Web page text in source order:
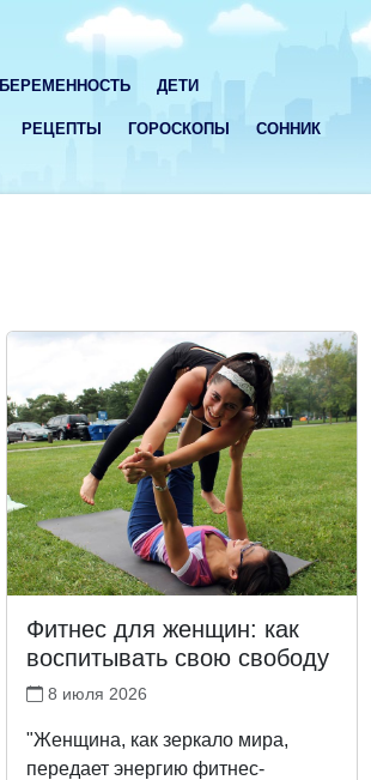
БЕРЕМЕННОСТЬ ДЕТИ
РЕЦЕПТЫ ГОРОСКОПЫ СОННИК
Фитнес для женщин: как
воспитывать свою свободу
8 июля 2026
"Женщина, как зеркало мира,
передает энергию фитнес-